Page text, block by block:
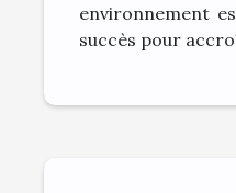
environnement
succès pour